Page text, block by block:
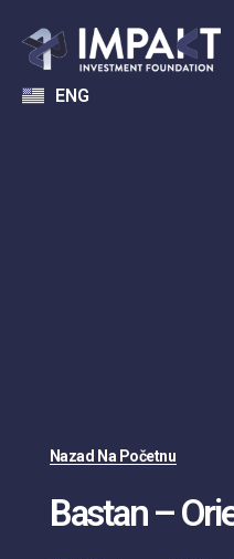
ENG
Nazad Na Početnu
Bastan –